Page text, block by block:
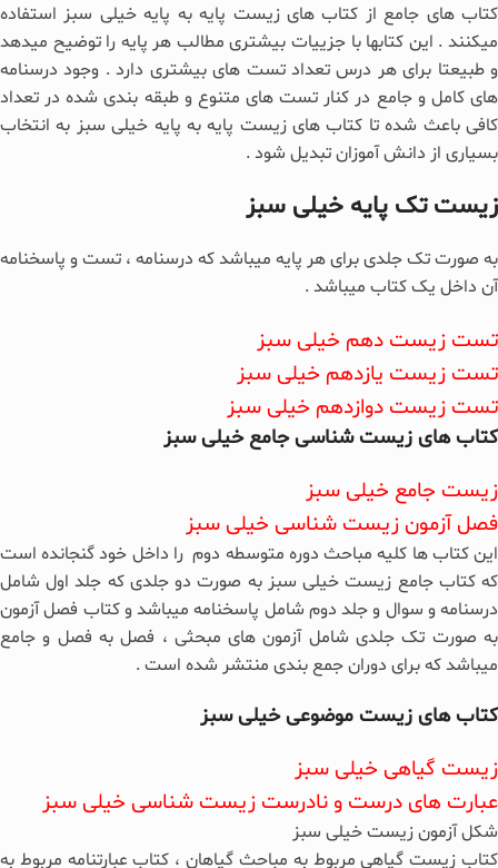
کتاب های جامع از کتاب های زیست پایه به پایه خیلی سبز استفاده
میکنند . این کتابها با جزییات بیشتری مطالب هر پایه را توضیح میدهد
و طبیعتا برای هر درس تعداد تست های بیشتری دارد . وجود درسنامه
های کامل و جامع در کنار تست های متنوع و طبقه بندی شده در تعداد
کافی باعث شده تا کتاب های زیست پایه به پایه خیلی سبز به انتخاب
بسیاری از دانش آموزان تبدیل شود .
زیست تک پایه خیلی سبز
به صورت تک جلدی برای هر پایه میباشد که درسنامه ، تست و پاسخنامه
آن داخل یک کتاب میباشد .
تست زیست دهم خیلی سبز
تست زیست یازدهم خیلی سبز
تست زیست دوازدهم خیلی سبز
کتاب های زیست شناسی جامع خیلی سبز
زیست جامع خیلی سبز
فصل آزمون زیست شناسی خیلی سبز
این کتاب ها کلیه مباحث دوره متوسطه دوم را داخل خود گنجانده است
که کتاب جامع زیست خیلی سبز به صورت دو جلدی که جلد اول شامل
درسنامه و سوال و جلد دوم شامل پاسخنامه میباشد و کتاب فصل آزمون
به صورت تک جلدی شامل آزمون های مبحثی ، فصل به فصل و جامع
میباشد که برای دوران جمع بندی منتشر شده است .
کتاب های زیست موضوعی خیلی سبز
زیست گیاهی خیلی سبز
عبارت های درست و نادرست زیست شناسی خیلی سبز
شکل آزمون زیست خیلی سبز
کتاب زیست گیاهی مربوط به مباحث گیاهان ، کتاب عبارتنامه مربوط به